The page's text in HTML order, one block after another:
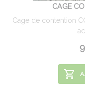
CAGE
Cage de contention